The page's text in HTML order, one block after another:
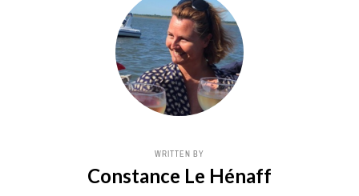
WRITTEN BY
Constance Le Hénaff